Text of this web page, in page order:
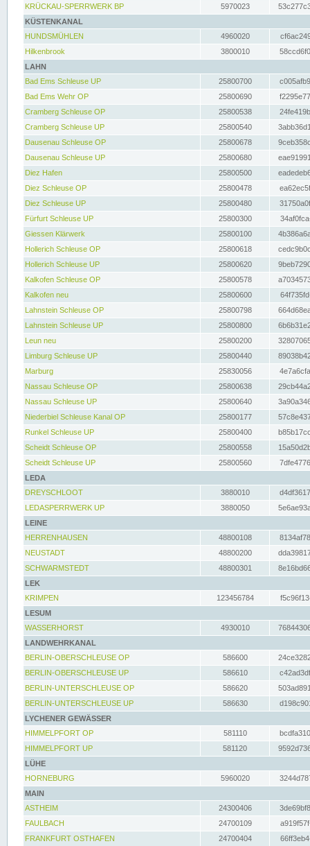
KRÜCKAU-SPERRWERK BP
5970023
KÜSTENKANAL
HUNDSMÜHLEN
4960020
Hilkenbrook
3800010
LAHN
Bad Ems Schleuse UP
25800700
Bad Ems Wehr OP
25800690
Cramberg Schleuse OP
25800538
Cramberg Schleuse UP
25800540
Dausenau Schleuse OP
25800678
Dausenau Schleuse UP
25800680
Diez Hafen
25800500
Diez Schleuse OP
25800478
Diez Schleuse UP
25800480
Fürfurt Schleuse UP
25800300
Giessen Klärwerk
25800100
Hollerich Schleuse OP
25800618
Hollerich Schleuse UP
25800620
Kalkofen Schleuse OP
25800578
Kalkofen neu
25800600
Lahnstein Schleuse OP
25800798
Lahnstein Schleuse UP
25800800
Leun neu
25800200
Limburg Schleuse UP
25800440
Marburg
25830056
Nassau Schleuse OP
25800638
Nassau Schleuse UP
25800640
Niederbiel Schleuse Kanal OP
25800177
Runkel Schleuse UP
25800400
Scheidt Schleuse OP
25800558
Scheidt Schleuse UP
25800560
LEDA
DREYSCHLOOT
3880010
LEDASPERRWERK UP
3880050
LEINE
HERRENHAUSEN
48800108
NEUSTADT
48800200
SCHWARMSTEDT
48800301
LEK
KRIMPEN
123456784
LESUM
WASSERHORST
4930010
LANDWEHRKANAL
BERLIN-OBERSCHLEUSE OP
586600
BERLIN-OBERSCHLEUSE UP
586610
BERLIN-UNTERSCHLEUSE OP
586620
BERLIN-UNTERSCHLEUSE UP
586630
LYCHENER GEWÄSSER
HIMMELPFORT OP
581110
HIMMELPFORT UP
581120
LÜHE
HORNEBURG
5960020
MAIN
ASTHEIM
24300406
FAULBACH
24700109
FRANKFURT OSTHAFEN
24700404